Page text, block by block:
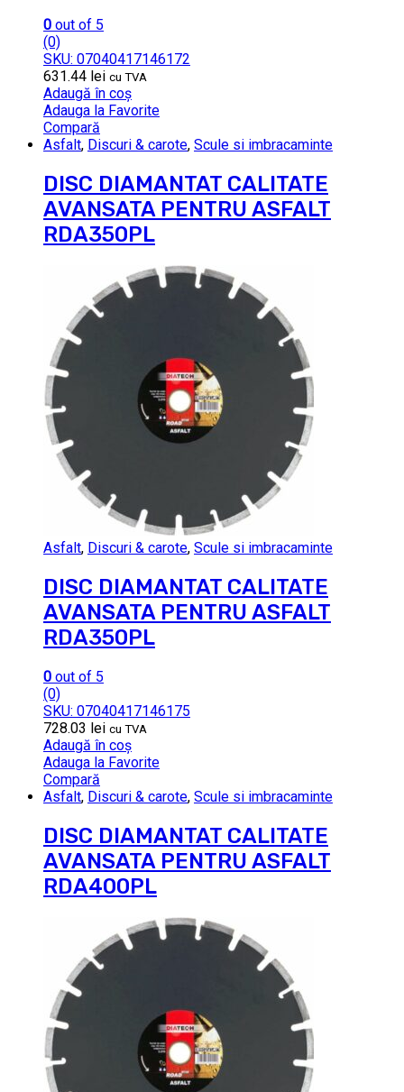
0 out of 5
(0)
SKU: 07040417146172
631.44 lei cu TVA
Adaugă în coș
Adauga la Favorite
Compară
Asfalt, Discuri & carote, Scule si imbracaminte
DISC DIAMANTAT CALITATE
AVANSATA PENTRU ASFALT
RDA350PL
Asfalt, Discuri & carote, Scule si imbracaminte
DISC DIAMANTAT CALITATE
AVANSATA PENTRU ASFALT
RDA350PL
0 out of 5
(0)
SKU: 07040417146175
728.03 lei cu TVA
Adaugă în coș
Adauga la Favorite
Compară
Asfalt, Discuri & carote, Scule si imbracaminte
DISC DIAMANTAT CALITATE
AVANSATA PENTRU ASFALT
RDA400PL